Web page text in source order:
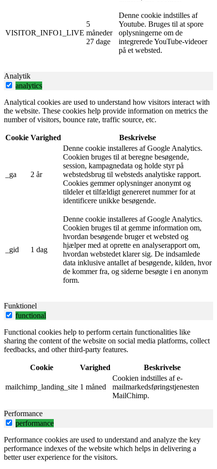
VISITOR_INFO1_LIVE
5
måneder
27 dage
Denne cookie indstilles af
Youtube. Bruges til at spore
oplysningerne om de
integrerede YouTube-videoer
på et websted.
Analytik
analytics
Analytical cookies are used to understand how visitors interact with
the website. These cookies help provide information on metrics the
number of visitors, bounce rate, traffic source, etc.
Cookie Varighed Beskrivelse
_ga 2 år
Denne cookie installeres af Google Analytics.
Cookien bruges til at beregne besøgende,
session, kampagnedata og holde styr på
webstedsbrug til websteds analytiske rapport.
Cookies gemmer oplysninger anonymt og
tildeler et tilfældigt genereret nummer for at
identificere unikke besøgende.
_gid 1 dag
Denne cookie installeres af Google Analytics.
Cookien bruges til at gemme information om,
hvordan besøgende bruger et websted og
hjælper med at oprette en analyserapport om,
hvordan webstedet klarer sig. De indsamlede
data inklusive antallet af besøgende, kilden, hvor
de kommer fra, og siderne besøgte i en anonym
form.
Funktionel
functional
Functional cookies help to perform certain functionalities like
sharing the content of the website on social media platforms, collect
feedbacks, and other third-party features.
Cookie Varighed Beskrivelse
mailchimp_landing_site 1 måned
Cookien indstilles af e-
mailmarkedsføringstjenesten
MailChimp.
Performance
performance
Performance cookies are used to understand and analyze the key
performance indexes of the website which helps in delivering a
better user experience for the visitors.